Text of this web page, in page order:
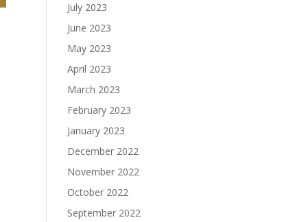
July 2023
June 2023
May 2023
April 2023
March 2023
February 2023
January 2023
December 2022
November 2022
October 2022
September 2022